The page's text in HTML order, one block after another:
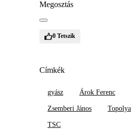
Megosztás
0 Tetszik
Címkék
gyász Árok Ferenc
Zsemberi János Topolya
TSC